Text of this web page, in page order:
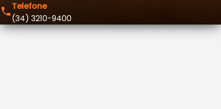
Telefone
(34) 3210-9400